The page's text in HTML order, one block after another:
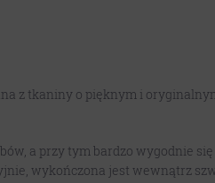
z tkaniny o pięknym i
a przy tym bardzo wygodnie
wykończona jest wewnątrz